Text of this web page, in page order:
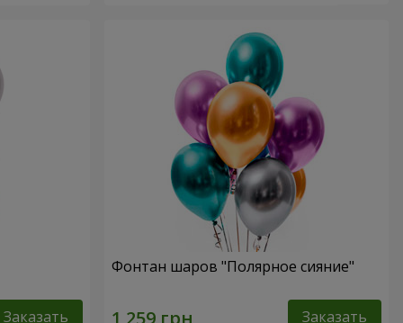
Заказать
Фонтан шаров "Полярное сияние"
Заказать